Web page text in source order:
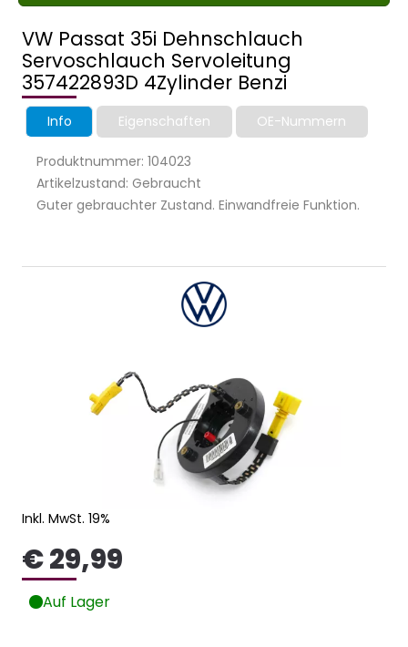
VW Passat 35i Dehnschlauch
Servoschlauch Servoleitung
357422893D 4Zylinder Benzi
Info Eigenschaften OE-Nummern
Produktnummer: 104023
Artikelzustand: Gebraucht
Guter gebrauchter Zustand. Einwandfreie Funktion.
Inkl. MwSt. 19%
€ 29,99
Auf Lager